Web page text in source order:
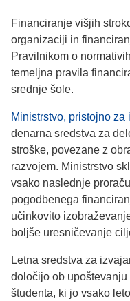
Financiranje višjih
organizaciji in
Pravilnikom o
temeljna pravila
srednje šole.
Ministrstvo, pristojno za
denarna sredstva za
stroške, povezane z
razvojem. Ministrstvo
vsako naslednje
pogodbenega
učinkovito
boljše uresničevanje
Letna sredstva za
določijo ob
študenta, ki jo vsako